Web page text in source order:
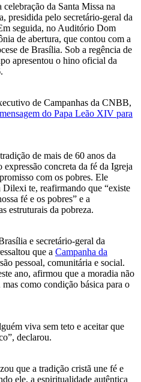
da Santa Missa na
presidida pelo secretário-geral da
seguida, no Auditório Dom
de abertura, que contou com a
de Brasília. Sob a regência de
apresentou o hino oficial da
de Campanhas da CNBB,
mensagem do Papa Leão XIV para
de mais de 60 anos da
concreta da fé da Igreja
com os pobres. Ele
te, reafirmando que “existe
fé e os pobres” e a
estruturais da pobreza.
e secretário-geral da
que a Campanha da
pessoal, comunitária e social.
ano, afirmou que a moradia não
como condição básica para o
viva sem teto e aceitar que
declarou.
que a tradição cristã une fé e
ele, a espiritualidade autêntica